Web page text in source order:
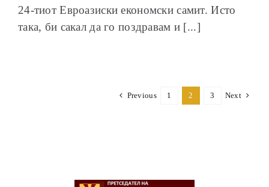
24-тиот Евроазиски економски самит. Исто
така, би сакал да го поздравам и [...]
Previous 1 2 3 Next